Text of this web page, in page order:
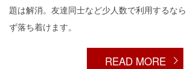
題は解消。友達同士など少人数で利用するな
ず落ち着けます。
READ MORE